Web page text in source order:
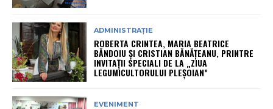
ADMINISTRAȚIE
ROBERTA CRINTEA, MARIA BEATRICE
BĂNDOIU ȘI CRISTIAN BĂNĂȚEANU, PRINTRE
INVITAȚII SPECIALI DE LA „ZIUA
LEGUMICULTORULUI PLEȘOIAN”
EVENIMENT